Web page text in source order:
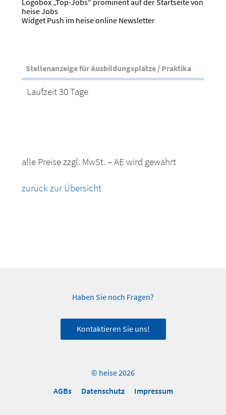
Logobox „Top-Jobs“ prominent auf der Startseite von
heise Jobs
Widget Push im heise online Newsletter
Stellenanzeige für Ausbildungsplätze / Praktika
Laufzeit 30 Tage
alle Preise zzgl. MwSt. – AE wird gewährt
zurück zur Übersicht
© heise 2026
AGBs Datenschutz Impressum
Haben Sie noch Fragen?
Kontaktieren Sie uns!